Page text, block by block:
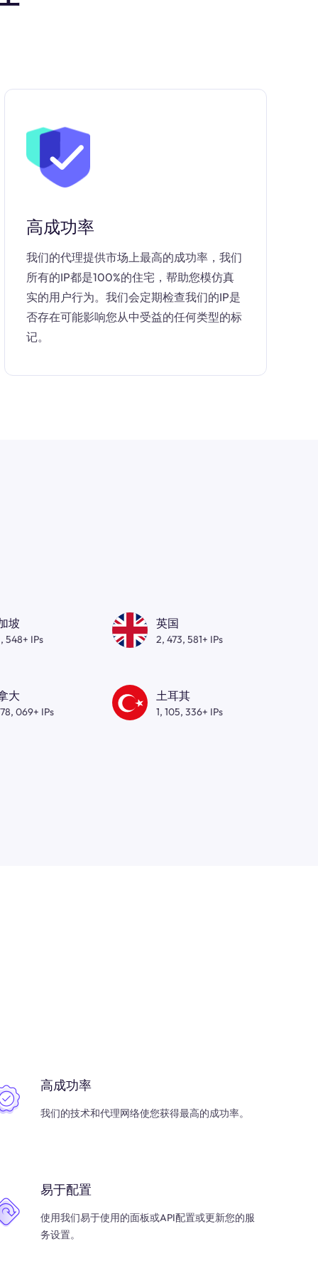
高成功率
我们的代理提供市场上最高的成功率，我们
所有的IP都是100%的住宅，帮助您模仿真
实的用户行为。我们会定期检查我们的IP是
否存在可能影响您从中受益的任何类型的标
记。
坡
548+ IPs
英国
2, 473, 581+ IPs
大
069+ IPs
土耳其
1, 105, 336+ IPs
高成功率
我们的技术和代理网络使您获得最高的成功率。
易于配置
使用我们易于使用的面板或API配置或更新您的服
务设置。